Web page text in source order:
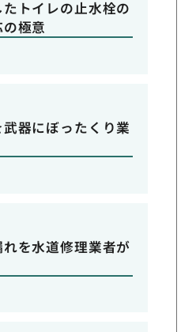
トイレの止水栓の
極意
器にぼったくり業
を水道修理業者が